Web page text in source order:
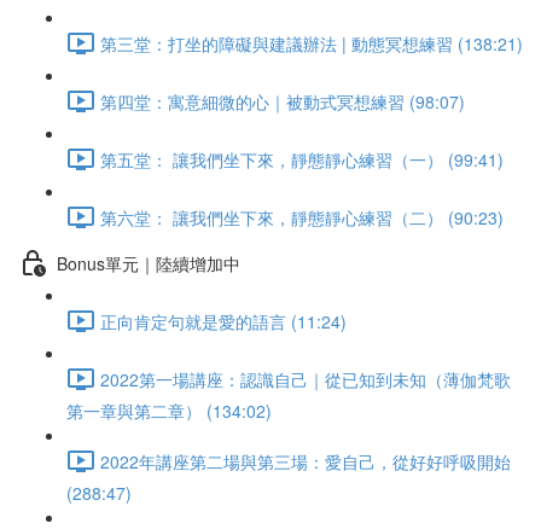
第三堂：打坐的障礙與建議辦法 | 動態冥想練習 (138:21)
第四堂：寓意細微的心｜被動式冥想練習 (98:07)
第五堂： 讓我們坐下來，靜態靜心練習（一） (99:41)
第六堂： 讓我們坐下來，靜態靜心練習（二） (90:23)
Bonus單元｜陸續增加中
正向肯定句就是愛的語言 (11:24)
2022第一場講座：認識自己｜從已知到未知（薄伽梵歌
第一章與第二章） (134:02)
2022年講座第二場與第三場：愛自己，從好好呼吸開始
(288:47)